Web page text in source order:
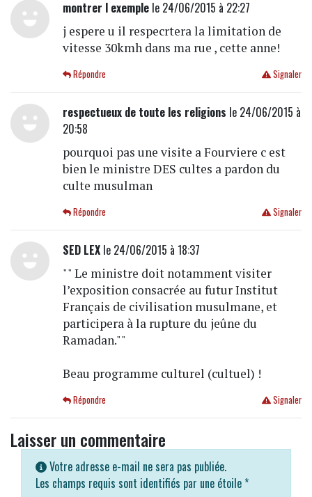
montrer l exemplele 24/06/2015 à 22:27
j espere u il respecrtera la limitation de
vitesse 30kmh dans ma rue , cette anne!
Signaler
Répondre
respectueux de toute les religions le 24/06/2015 à
20:58
pourquoi pas une visite a Fourviere c est
bien le ministre DES cultes a pardon du
culte musulman
Signaler
Répondre
SED LEXle 24/06/2015 à 18:37
"" Le ministre doit notamment visiter
l’exposition consacrée au futur Institut
Français de civilisation musulmane, et
participera à la rupture du jeûne du
Ramadan.""
Beau programme culturel (cultuel) !
Signaler
Répondre
Laisser un commentaire
Votre adresse e-mail ne sera pas publiée.
Les champs requis sont identifiés par une étoile *